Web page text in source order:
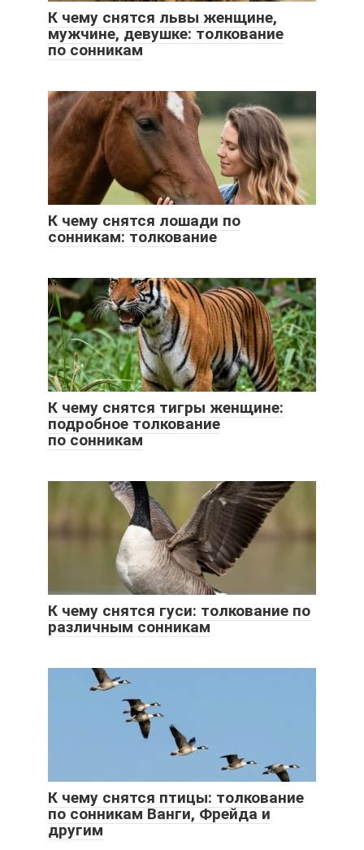
К чему снятся львы женщине,
мужчине, девушке: толкование
по сонникам
К чему снятся лошади по
сонникам: толкование
К чему снятся тигры женщине:
подробное толкование
по сонникам
К чему снятся гуси: толкование по
различным сонникам
К чему снятся птицы: толкование
по сонникам Ванги, Фрейда и
другим